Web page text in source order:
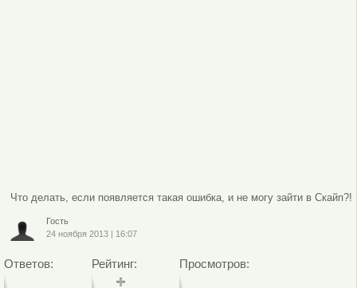
Что делать, если появляется такая ошибка, и не могу зайти в Скайп?!
Гость
24 ноября 2013| 16:07
Ответов: Рейтинг: Просмотров: